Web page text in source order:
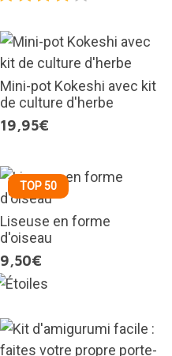
Mini-pot Kokeshi avec kit
de culture d'herbe
19,95€
TOP 50
Liseuse en forme
d'oiseau
9,50€